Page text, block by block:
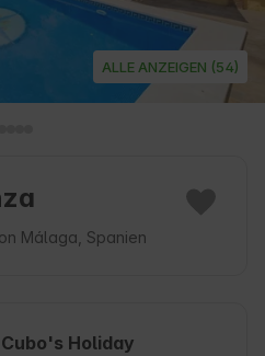
ALLE ANZEIGEN (54)
Málaga, Spanien
Holiday